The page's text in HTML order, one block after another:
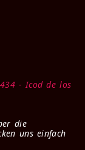
- Icod de los
die
uns einfach